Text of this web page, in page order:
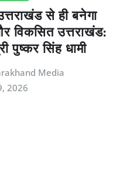
से ही बनेगा
विकसित उत्तराखंड:
पुष्कर सिंह धामी
Media
2026